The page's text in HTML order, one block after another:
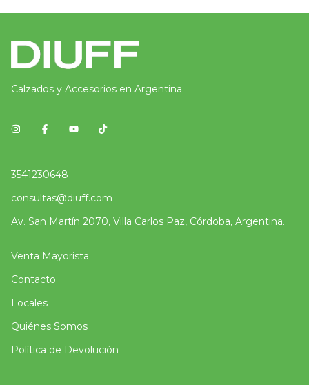
Calzados y Accesorios en Argentina
3541230648
consultas@diuff.com
Av. San Martín 2070, Villa Carlos Paz, Córdoba, Argentina.
Venta Mayorista
Contacto
Locales
Quiénes Somos
Política de Devolución